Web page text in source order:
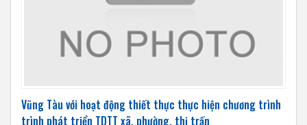
Vũng Tàu với hoạt động thiết thực thực hiện chương trình
trình phát triển TDTT xã, phường, thị trấn